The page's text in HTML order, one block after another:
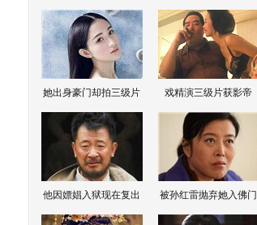
她出身豪门却拍三级片 戏精演三级片获影帝
他因嫖娼入狱现在复出 被孙红雷抛弃她入佛门